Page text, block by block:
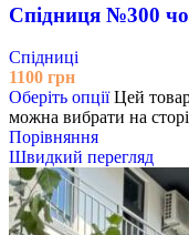
Спідниця №300
Спідниці
1100 грн
Оберіть опції Цей
можна вибрати на
Порівняння
Швидкий перегляд